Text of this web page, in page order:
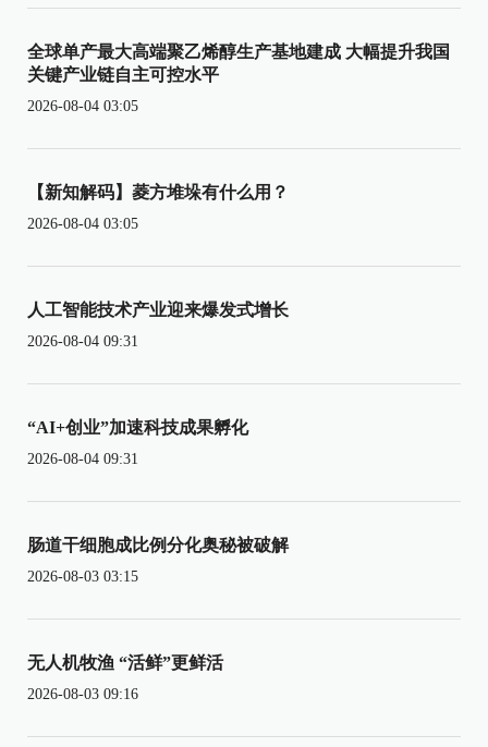
全球单产最大高端聚乙烯醇生产基地建成 大幅提升我国
关键产业链自主可控水平
2026-08-04 03:05
【新知解码】菱方堆垛有什么用？
2026-08-04 03:05
人工智能技术产业迎来爆发式增长
2026-08-04 09:31
“AI+创业”加速科技成果孵化
2026-08-04 09:31
肠道干细胞成比例分化奥秘被破解
2026-08-03 03:15
无人机牧渔 “活鲜”更鲜活
2026-08-03 09:16